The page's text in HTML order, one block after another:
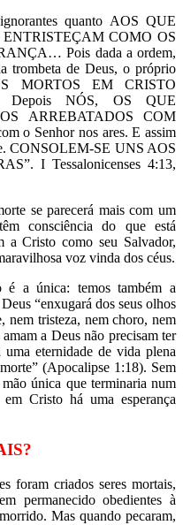
quanto AOS QUE
COMO OS
Pois dada a ordem,
trombeta de Deus, o próprio
MORTOS EM CRISTO
Depois NÓS, OS QUE
ARREBATADOS COM
o Senhor nos ares. E assim
CONSOLEM-SE UNS AOS
I Tessalonicenses 4:13,
se parecerá mais com um
consciência do que está
a Cristo como seu Salvador,
voz vinda dos céus.
é a única: temos também a
“enxugará dos seus olhos
nem tristeza, nem choro, nem
a Deus não precisam ter
eternidade de vida plena
(Apocalipse 1:18). Sem
única que terminaria num
Cristo há uma esperança
foram criados seres mortais,
permanecido obedientes à
Mas quando pecaram,